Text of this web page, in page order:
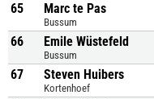
65 Marc te Pas
Bussum
66 Emile Wüstefeld
Bussum
67 Steven Huibers
Kortenhoef